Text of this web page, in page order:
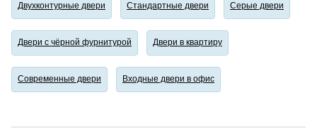
Двухконтурные двери Стандартные двери Серые двери
Двери с чёрной фурнитурой Двери в квартиру
Современные двери Входные двери в офис